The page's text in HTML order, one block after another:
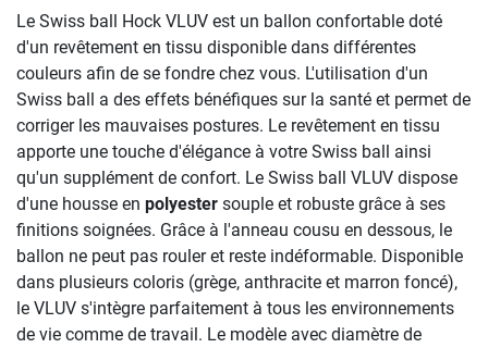
Le Swiss ball Hock VLUV est un ballon confortable doté
d'un revêtement en tissu disponible dans différentes
couleurs afin de se fondre chez vous. L'utilisation d'un
Swiss ball a des effets bénéfiques sur la santé et permet de
corriger les mauvaises postures. Le revêtement en tissu
apporte une touche d'élégance à votre Swiss ball ainsi
qu'un supplément de confort. Le Swiss ball VLUV dispose
d'une housse en polyester souple et robuste grâce à ses
finitions soignées. Grâce à l'anneau cousu en dessous, le
ballon ne peut pas rouler et reste indéformable. Disponible
dans plusieurs coloris (grège, anthracite et marron foncé),
le VLUV s'intègre parfaitement à tous les environnements
de vie comme de travail. Le modèle avec diamètre de